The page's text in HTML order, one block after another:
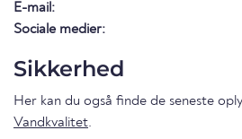
E-mail:
Sociale medier:
Sikkerhed
Her kan du også finde de seneste
Vandkvalitet.